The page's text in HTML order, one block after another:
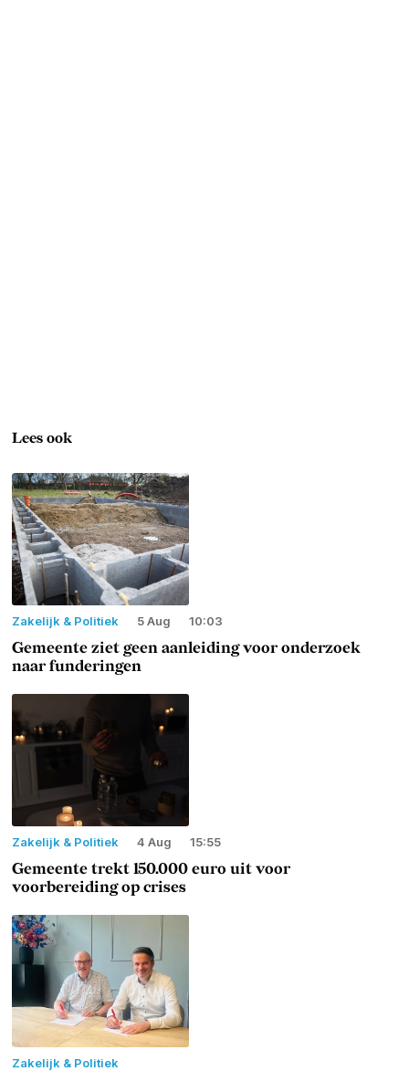
Lees ook
Zakelijk & Politiek 5 Aug 10:03
Gemeente ziet geen aanleiding voor onderzoek
naar funderingen
Zakelijk & Politiek 4 Aug 15:55
Gemeente trekt 150.000 euro uit voor
voorbereiding op crises
Zakelijk & Politiek